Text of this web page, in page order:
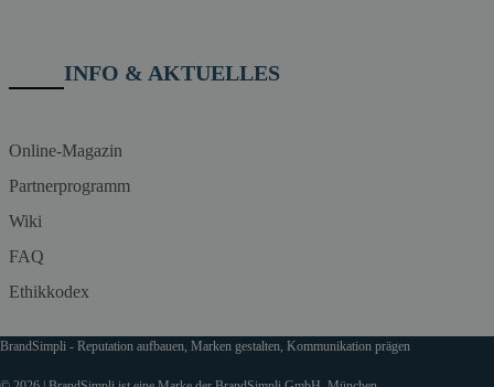
INFO & AKTUELLES
Online-Magazin
Partnerprogramm
Wiki
FAQ
Ethikkodex
BrandSimpli - Reputation aufbauen, Marken gestalten, Kommunikation prägen